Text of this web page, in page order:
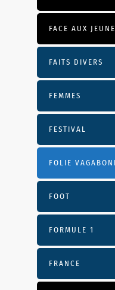
FACE AUX
FAITS DIVERS
FEMMES
FESTIVAL
FOLIE
FOOT
FORMULE 1
FRANCE